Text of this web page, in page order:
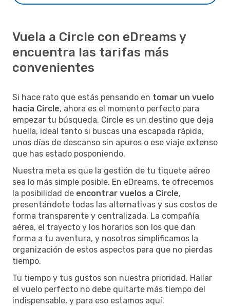
Vuela a Circle con eDreams y
encuentra las tarifas más
convenientes
Si hace rato que estás pensando en tomar un vuelo
hacia Circle, ahora es el momento perfecto para
empezar tu búsqueda. Circle es un destino que deja
huella, ideal tanto si buscas una escapada rápida,
unos días de descanso sin apuros o ese viaje extenso
que has estado posponiendo.
Nuestra meta es que la gestión de tu tiquete aéreo
sea lo más simple posible. En eDreams, te ofrecemos
la posibilidad de encontrar vuelos a Circle,
presentándote todas las alternativas y sus costos de
forma transparente y centralizada. La compañía
aérea, el trayecto y los horarios son los que dan
forma a tu aventura, y nosotros simplificamos la
organización de estos aspectos para que no pierdas
tiempo.
Tu tiempo y tus gustos son nuestra prioridad. Hallar
el vuelo perfecto no debe quitarte más tiempo del
indispensable, y para eso estamos aquí.